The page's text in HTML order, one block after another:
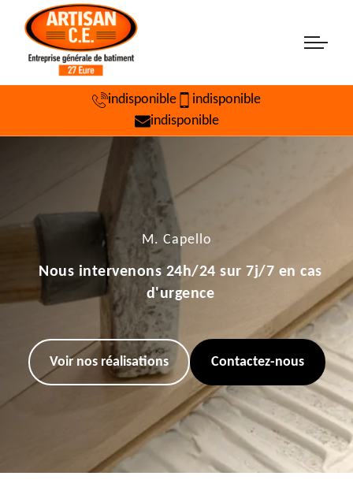
indisponible
indisponible
indisponible
M. Capello
Nous intervenons 24h/24 sur 7j/7 en cas
d'urgence
Voir nos réalisations Contactez-nous